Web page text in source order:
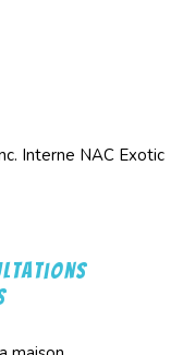
Interne NAC Exotic